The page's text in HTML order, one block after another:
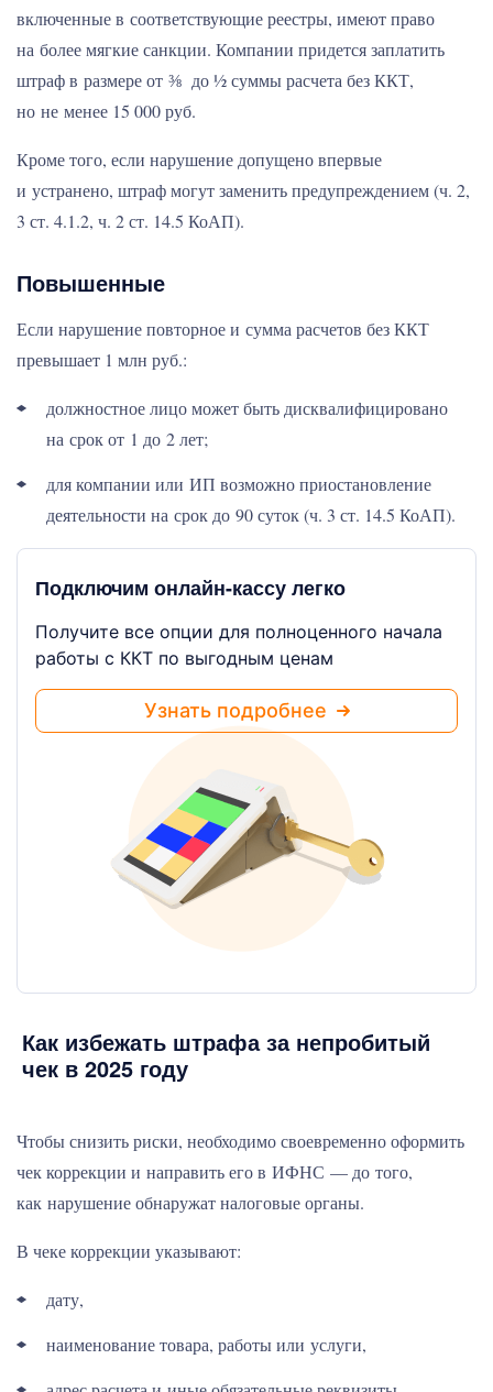
включенные в соответствующие реестры, имеют право
на более мягкие санкции. Компании придется заплатить
штраф в размере от ⅜ до ½ суммы расчета без ККТ,
но не менее 15 000 руб.
Кроме того, если нарушение допущено впервые
и устранено, штраф могут заменить предупреждением (ч. 2,
3 ст. 4.1.2, ч. 2 ст. 14.5 КоАП).
Повышенные
Если нарушение повторное и сумма расчетов без ККТ
превышает 1 млн руб.:
должностное лицо может быть дисквалифицировано
на срок от 1 до 2 лет;
для компании или ИП возможно приостановление
деятельности на срок до 90 суток (ч. 3 ст. 14.5 КоАП).
Подключим онлайн-кассу легко
Получите все опции для полноценного начала
работы с ККТ по выгодным ценам
Узнать подробнее
Как избежать штрафа за непробитый
чек в 2025 году
Чтобы снизить риски, необходимо своевременно оформить
чек коррекции и направить его в ИФНС — до того,
как нарушение обнаружат налоговые органы.
В чеке коррекции указывают:
дату,
наименование товара, работы или услуги,